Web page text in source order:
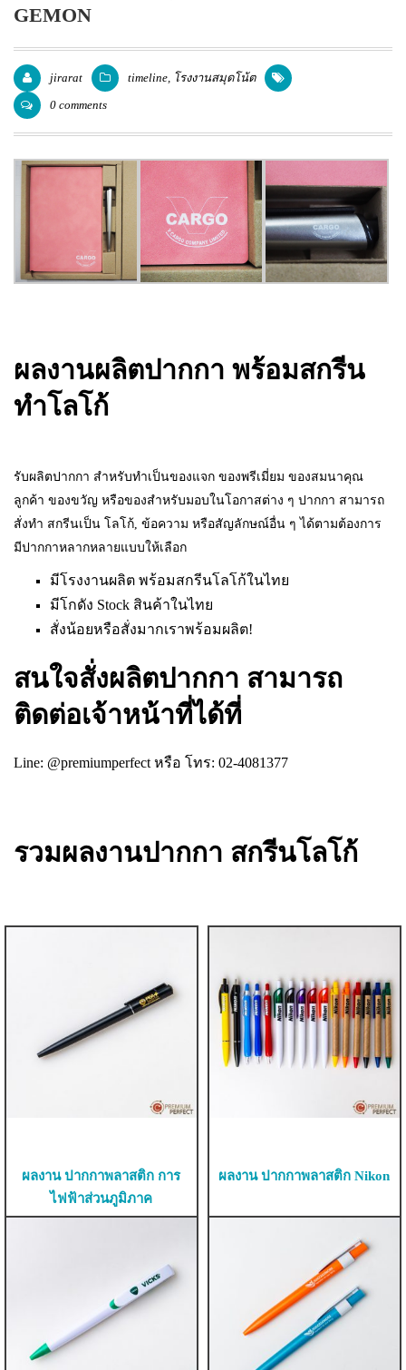
GEMON
jirarat timeline, โรงงานสมุดโน้ต
0 comments
ผลงานผลิตปากกา พร้อมสกรีน
ทำโลโก้
รับผลิตปากกา สำหรับทำเป็นของแจก ของพรีเมี่ยม ของสมนาคุณ
ลูกค้า ของขวัญ หรือของสำหรับมอบในโอกาสต่าง ๆ ปากกา สามารถ
สั่งทำ สกรีนเป็น โลโก้, ข้อความ หรือสัญลักษณ์อื่น ๆ ได้ตามต้องการ
มีปากกาหลากหลายแบบให้เลือก
มีโรงงานผลิต พร้อมสกรีนโลโก้ในไทย
มีโกดัง Stock สินค้าในไทย
สั่งน้อยหรือสั่งมากเราพร้อมผลิต!
สนใจสั่งผลิตปากกา สามารถ
ติดต่อเจ้าหน้าที่ได้ที่
Line: @premiumperfect หรือ โทร: 02-4081377
รวมผลงานปากกา สกรีนโลโก้
ผลงาน ปากกาพลาสติก การ
ไฟฟ้าส่วนภูมิภาค
ผลงาน ปากกาพลาสติก Nikon